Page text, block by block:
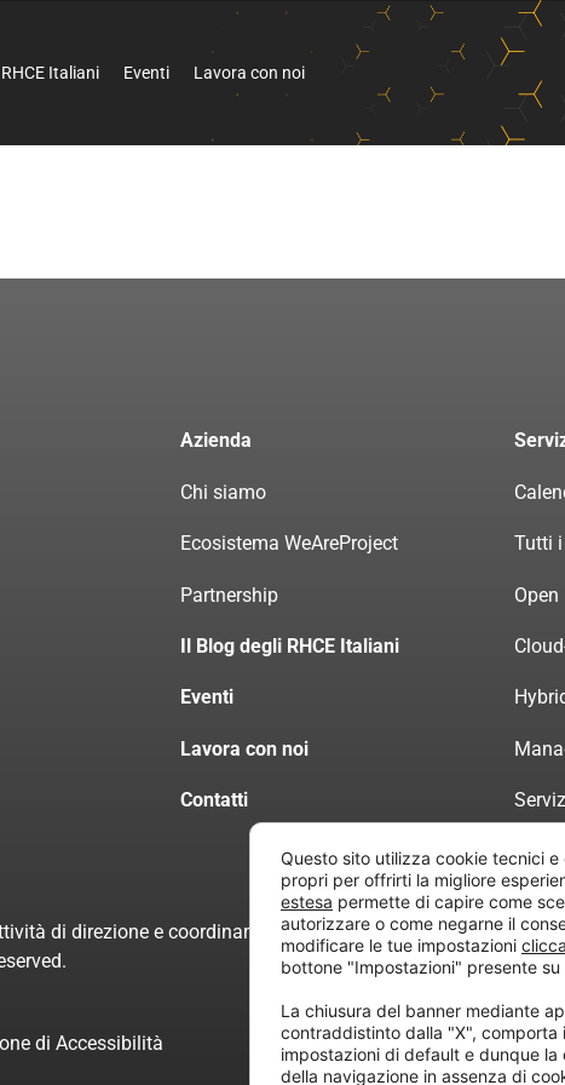
Italiani Eventi Lavora con noi
Azienda
Chi siamo
Ecosistema WeAreProject
Partnership
Il Blog degli RHCE Italiani
Eventi
Lavora con noi
Contatti
Tutti i
di direzione e coordinamento di “Project Informatica”
di Accessibilità
Questo sito utilizza cookie tecnici
propri per offrirti la migliore
estesa permette di capire come
autorizzare o come negarne il
modificare le tue impostazioni
bottone "Impostazioni" presente su
La chiusura del banner mediante
contraddistinto dalla "X", comporta
impostazioni di default e dunque la
della navigazione in assenza di